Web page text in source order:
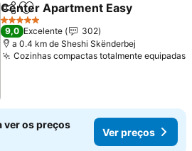
PartilharAdicionar aos favoritos
Center Apartment Easy
5 Estrelas
9,0 Excelente
302
a 0.4 km de Sheshi Skënderbej
Cozinhas compactas totalmente equipadas
ver os preços
Ver preços